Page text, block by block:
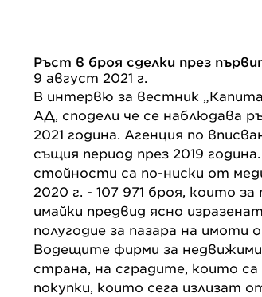
Ръст в броя сделки през
9 август 2021 г.
В интервю за вестник
АД, сподели че се наблюдава
2021 година. Агенция по
същия период през 2019
стойности са по-ниски от
2020 г. - 107 971 броя, които
имайки предвид ясно
полугодие за пазара на имоти
Водещите фирми за
страна, на сградите, които
покупки, които сега излизат